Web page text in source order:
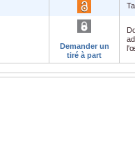
Demander un
tiré à part